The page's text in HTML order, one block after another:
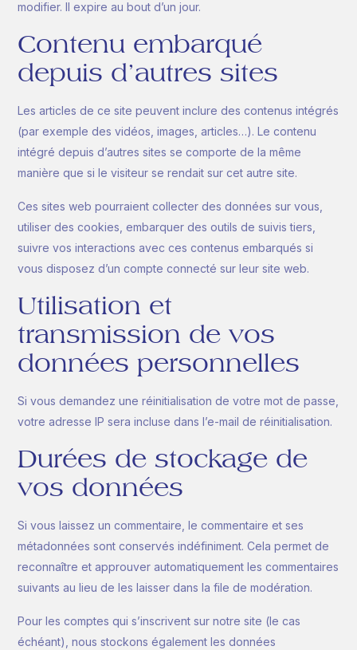
modifier. Il expire au bout d’un jour.
Contenu embarqué
depuis d’autres sites
Les articles de ce site peuvent inclure des contenus intégrés
(par exemple des vidéos, images, articles…). Le contenu
intégré depuis d’autres sites se comporte de la même
manière que si le visiteur se rendait sur cet autre site.
Ces sites web pourraient collecter des données sur vous,
utiliser des cookies, embarquer des outils de suivis tiers,
suivre vos interactions avec ces contenus embarqués si
vous disposez d’un compte connecté sur leur site web.
Utilisation et
transmission de vos
données personnelles
Si vous demandez une réinitialisation de votre mot de passe,
votre adresse IP sera incluse dans l’e-mail de réinitialisation.
Durées de stockage de
vos données
Si vous laissez un commentaire, le commentaire et ses
métadonnées sont conservés indéfiniment. Cela permet de
reconnaître et approuver automatiquement les commentaires
suivants au lieu de les laisser dans la file de modération.
Pour les comptes qui s’inscrivent sur notre site (le cas
échéant), nous stockons également les données